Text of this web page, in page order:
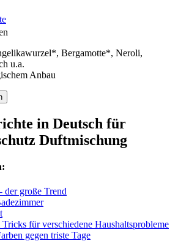
Bergamotte*, Neroli,
u.a.
Anbau
in Deutsch für
Duftmischung
der große Trend
für verschiedene Haushaltsprobleme
gegen triste Tage